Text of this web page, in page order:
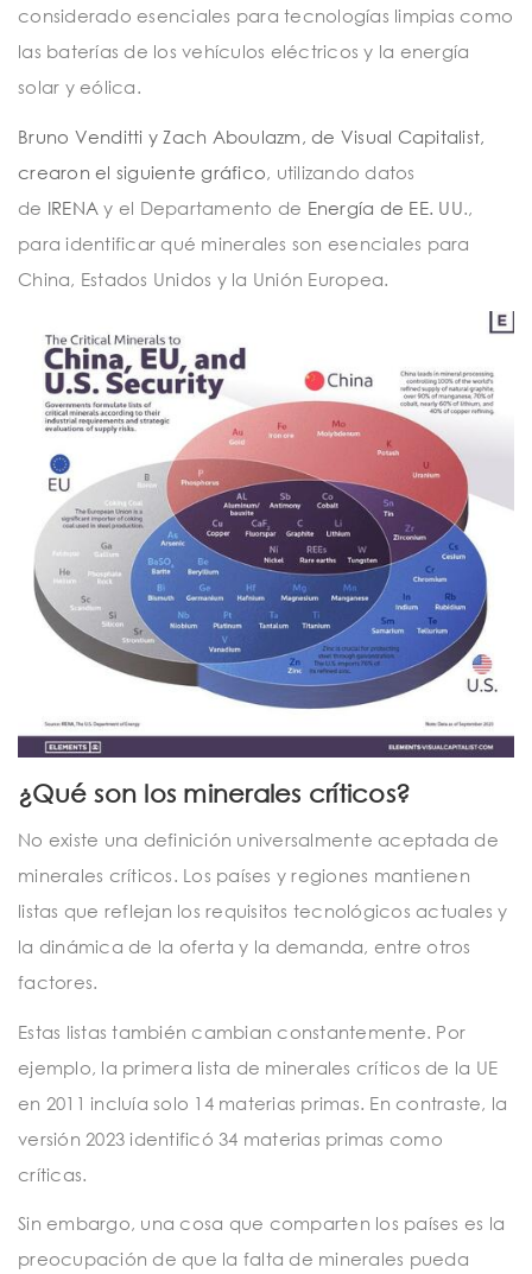
considerado esenciales para tecnologías limpias como
las baterías de los vehículos eléctricos y la energía
solar y eólica.
Bruno Venditti y Zach Aboulazm, de Visual Capitalist,
crearon el siguiente gráfico, utilizando datos
de IRENA y el Departamento de Energía de EE. UU.,
para identificar qué minerales son esenciales para
China, Estados Unidos y la Unión Europea.
¿Qué son los minerales críticos?
No existe una definición universalmente aceptada de
minerales críticos. Los países y regiones mantienen
listas que reflejan los requisitos tecnológicos actuales y
la dinámica de la oferta y la demanda, entre otros
factores.
Estas listas también cambian constantemente. Por
ejemplo, la primera lista de minerales críticos de la UE
en 2011 incluía solo 14 materias primas. En contraste, la
versión 2023 identificó 34 materias primas como
críticas.
Sin embargo, una cosa que comparten los países es la
preocupación de que la falta de minerales pueda